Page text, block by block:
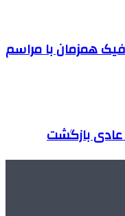
همزمان با مراسم
بازگشت